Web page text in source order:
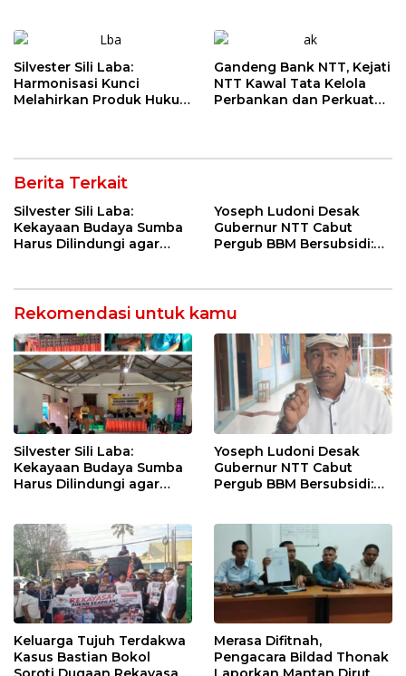
Agustus
Silvester Sili Laba:
Harmonisasi Kunci
Melahirkan Produk Hukum
Gandeng Bank NTT, Kejati
NTT Kawal Tata Kelola
Perbankan dan Perkuat
Berita Terkait
Silvester Sili Laba:
Kekayaan Budaya Sumba
Harus Dilindungi agar
Yoseph Ludoni Desak
Gubernur NTT Cabut
Pergub BBM Bersubsidi:
Rekomendasi untuk kamu
Silvester Sili Laba:
Kekayaan Budaya Sumba
Harus Dilindungi agar
Yoseph Ludoni Desak
Gubernur NTT Cabut
Pergub BBM Bersubsidi:
Keluarga Tujuh Terdakwa
Kasus Bastian Bokol
Merasa Difitnah,
Pengacara Bildad Thonak